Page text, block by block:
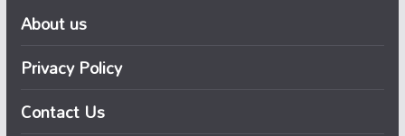
About us
Privacy Policy
Contact Us